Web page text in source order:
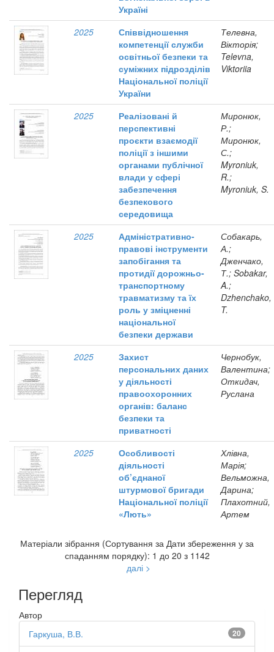
Україні
2025
Співвідношення
компетенції служби
освітньої безпеки та
суміжних підрозділів
Національної поліції
України
Телевна,
Вікторія;
Televna,
Viktoriia
2025
Реалізовані й
перспективні
проєкти взаємодії
поліції з іншими
органами публічної
влади у сфері
забезпечення
безпекового
середовища
Миронюк,
Р.;
Миронюк,
С.;
Myroniuk,
R.;
Myroniuk, S.
2025
Адміністративно-
правові інструменти
запобігання та
протидії дорожньо-
транспортному
травматизму та їх
роль у зміцненні
національної
безпеки держави
Собакарь,
А.;
Дженчако,
Т.; Sobakar,
A.;
Dzhenchako,
T.
2025
Захист
персональних даних
у діяльності
правоохоронних
органів: баланс
безпеки та
приватності
Чернобук,
Валентина;
Откидач,
Руслана
2025
Особливості
діяльності
об’єднаної
штурмової бригади
Національної поліції
«Лють»
Хлівна,
Марія;
Вельможна,
Дарина;
Плахотний,
Артем
Матеріали зібрання (Сортування за Дати збереження у за
спаданням порядку): 1 до 20 з 1142
далі >
Перегляд
Автор
20
Гаркуша, В.В.